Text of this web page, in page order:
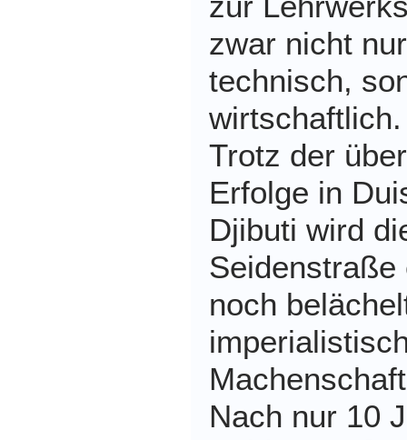
zwar nicht nur
technisch,
wirtschaftlich.
Trotz der
Erfolge in
Djibuti wird
Seidenstraße
noch
Nach nur 10